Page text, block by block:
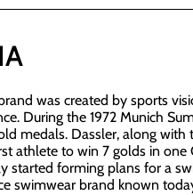
was created by sports
During the 1972 Munich
medals. Dassler, along
athlete to win 7 golds in
started forming plans for a
swimwear brand known